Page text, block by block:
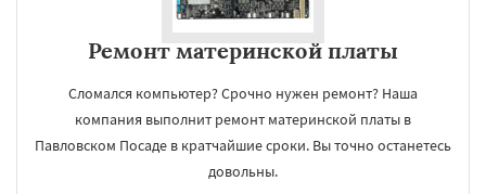
Ремонт материнской платы
Сломался компьютер? Срочно нужен ремонт? Наша
компания выполнит ремонт материнской платы в
Павловском Посаде в кратчайшие сроки. Вы точно останетесь
довольны.